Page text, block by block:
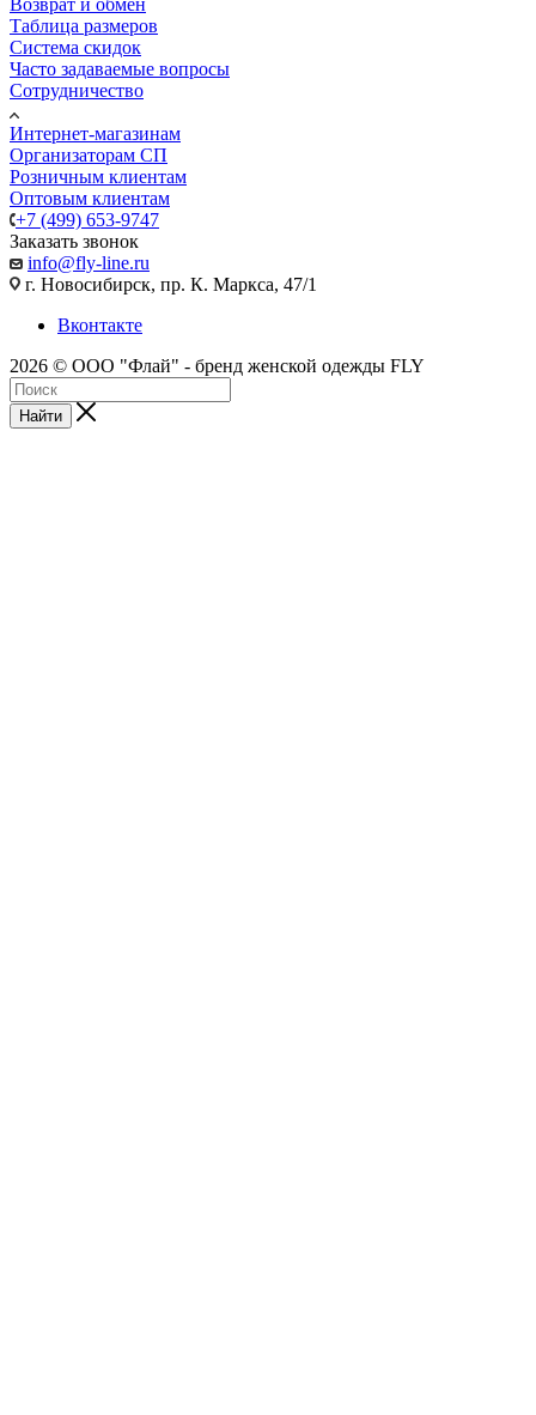
Возврат и обмен
Таблица размеров
Система скидок
Часто задаваемые вопросы
Сотрудничество
Интернет-магазинам
Организаторам СП
Розничным клиентам
Оптовым клиентам
+7 (499) 653-9747
Заказать звонок
info@fly-line.ru
г. Новосибирск, пр. К. Маркса, 47/1
Вконтакте
2026 © ООО "Флай" - бренд женской одежды FLY
Найти